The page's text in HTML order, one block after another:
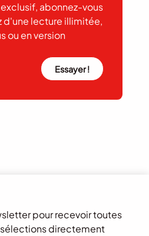
abonnez-vous
d'une lecture illimitée,
ou en version
Essayer !
pour recevoir toutes
directement